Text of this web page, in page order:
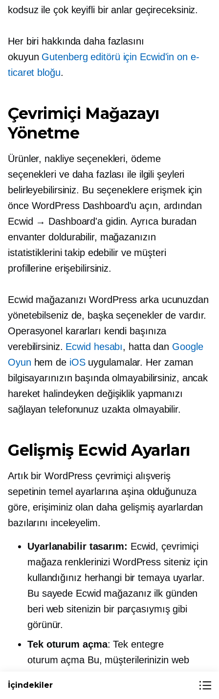
kodsuz ile çok keyifli bir anlar geçireceksiniz.
Her biri hakkında daha fazlasını
okuyun Gutenberg editörü için Ecwid'in on e-
ticaret bloğu.
Çevrimiçi Mağazayı
Yönetme
Ürünler, nakliye seçenekleri, ödeme
seçenekleri ve daha fazlası ile ilgili şeyleri
belirleyebilirsiniz. Bu seçeneklere erişmek için
önce WordPress Dashboard'u açın, ardından
Ecwid → Dashboard'a gidin. Ayrıca buradan
envanter doldurabilir, mağazanızın
istatistiklerini takip edebilir ve müşteri
profillerine erişebilirsiniz.
Ecwid mağazanızı WordPress arka ucunuzdan
yönetebilseniz de, başka seçenekler de vardır.
Operasyonel kararları kendi başınıza
verebilirsiniz. Ecwid hesabı, hatta dan Google
Oyun hem de iOSuygulamalar. Her zaman
bilgisayarınızın başında olmayabilirsiniz, ancak
hareket halindeyken değişiklik yapmanızı
sağlayan telefonunuz uzakta olmayabilir.
Gelişmiş Ecwid Ayarları
Artık bir WordPress çevrimiçi alışveriş
sepetinin temel ayarlarına aşina olduğunuza
göre, erişiminiz olan daha gelişmiş ayarlardan
bazılarını inceleyelim.
Uyarlanabilir tasarım: Ecwid, çevrimiçi
mağaza renklerinizi WordPress siteniz için
kullandığınız herhangi bir temaya uyarlar.
Bu sayede Ecwid mağazanız ilk günden
beri web sitenizin bir parçasıymış gibi
görünür.
Tek oturum açma: Tek entegre
oturum açmaBu, müşterilerinizin web
gerçekleştirmek için hesaplarına
İçindekiler